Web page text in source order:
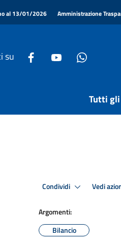
al 13/01/2026 Amministrazione
su
Tutti
Condividi Vedi
Argomenti:
Bilancio